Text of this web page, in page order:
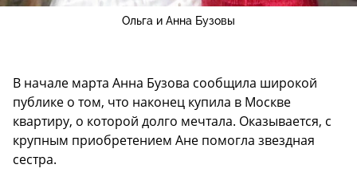
Ольга и Анна Бузовы
В начале марта Анна Бузова сообщила широкой
публике о том, что наконец купила в Москве
квартиру, о которой долго мечтала. Оказывается, с
крупным приобретением Ане помогла звездная
сестра.